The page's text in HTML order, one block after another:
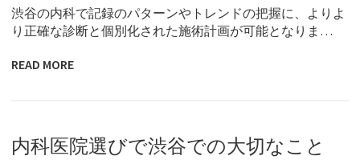
渋谷の内科で記録のパターンやトレンドの把握に、よりよ
り正確な診断と個別化された施術計画が可能となりま…
READ MORE
内科医院選びで渋谷での大切なこと